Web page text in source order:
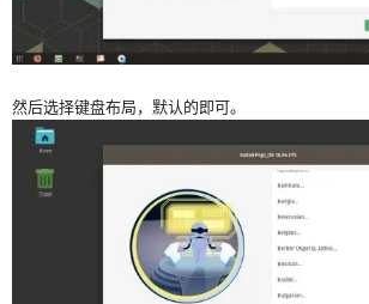
然后选择键盘布局，默认的即可。